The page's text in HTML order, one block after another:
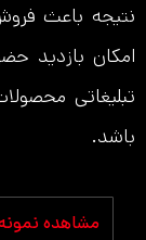
نتیجه باعث
امکان بازدید
تبلیغاتی
باشد.
مشاهده